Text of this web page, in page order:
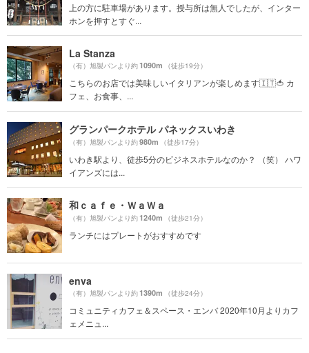
上の方に駐車場があります。授与所は無人でしたが、インター
ホンを押すとすぐ...
La Stanza
（有）旭製パンより約1090m （徒歩19分）
こちらのお店では美味しいイタリアンが楽しめます🇮🇹🍅 カ
フェ、お食事、...
グランパークホテル パネックスいわき
（有）旭製パンより約980m （徒歩17分）
いわき駅より、徒歩5分のビジネスホテルなのか？ （笑） ハワ
イアンズには...
和ｃａｆｅ・ＷａＷａ
（有）旭製パンより約1240m （徒歩21分）
ランチにはプレートがおすすめです
enva
（有）旭製パンより約1390m （徒歩24分）
コミュニティカフェ＆スペース・エンバ 2020年10月よりカフ
ェメニュ...